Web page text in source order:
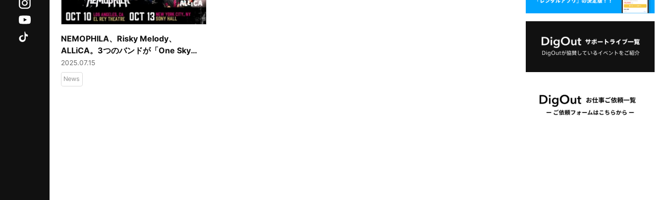
NEMOPHILA、Risky Melody、
ALLiCA。3つのバンドが「One Sky
Showcase [USA]」に出演
2025.07.15
News